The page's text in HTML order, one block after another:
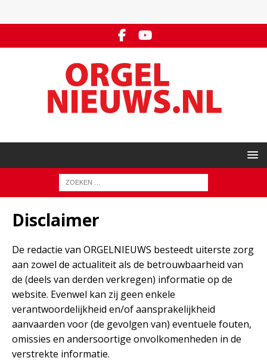
Disclaimer
De redactie van ORGELNIEUWS besteedt uiterste zorg
aan zowel de actualiteit als de betrouwbaarheid van
de (deels van derden verkregen) informatie op de
website. Evenwel kan zij geen enkele
verantwoordelijkheid en/of aansprakelijkheid
aanvaarden voor (de gevolgen van) eventuele fouten,
omissies en andersoortige onvolkomenheden in de
verstrekte informatie.